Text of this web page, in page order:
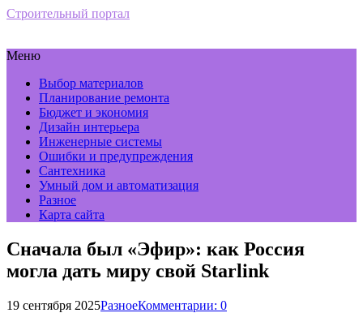
Строительный портал
Меню
Выбор материалов
Планирование ремонта
Бюджет и экономия
Дизайн интерьера
Инженерные системы
Ошибки и предупреждения
Сантехника
Умный дом и автоматизация
Разное
Карта сайта
Сначала был «Эфир»: как Россия
могла дать миру свой Starlink
19 сентября 2025РазноеКомментарии: 0